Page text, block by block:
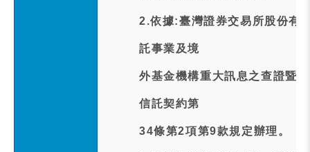
2.依據:臺灣證券交易所股份有
託事業及境
外基金機構重大訊息之查證暨
信託契約第
34條第2項第9款規定辦理。